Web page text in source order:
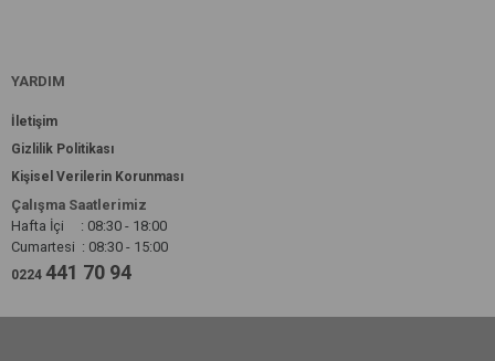
YARDIM
İletişim
Gizlilik Politikası
Kişisel Verilerin Korunması
Çalışma Saatlerimiz
Hafta İçi : 08:30 - 18:00
Cumartesi : 08:30 - 15:00
0224 441 70 94